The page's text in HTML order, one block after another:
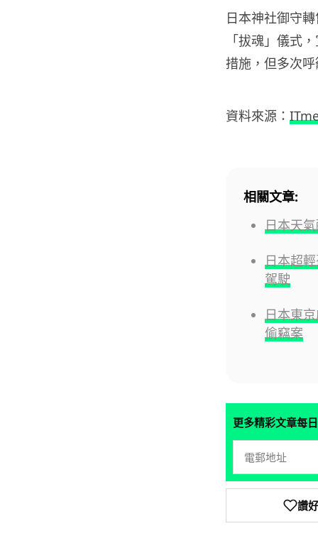
日本神社御守
「拔魂」儀式
措施，但多次
資料來源：
相關文章:
日本天
日本超
駕駛
日本東
偷竊案
更多精彩文章每
讚好